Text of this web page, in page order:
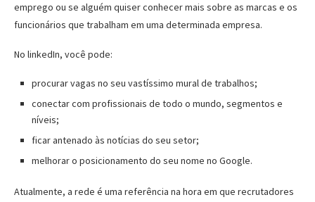
emprego ou se alguém quiser conhecer mais sobre as marcas e os
funcionários que trabalham em uma determinada empresa.
No linkedIn, você pode:
procurar vagas no seu vastíssimo mural de trabalhos;
conectar com profissionais de todo o mundo, segmentos e
níveis;
ficar antenado às notícias do seu setor;
melhorar o posicionamento do seu nome no Google.
Atualmente, a rede é uma referência na hora em que recrutadores